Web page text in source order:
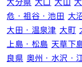
大分県 大口 大山
危・祖谷・池田 大
大田・温泉津 大町
上島・松島 天草下
良県 奥州・水沢・